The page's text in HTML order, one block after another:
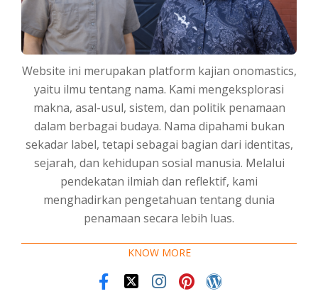
Website ini merupakan platform kajian onomastics,
yaitu ilmu tentang nama. Kami mengeksplorasi
makna, asal-usul, sistem, dan politik penamaan
dalam berbagai budaya. Nama dipahami bukan
sekadar label, tetapi sebagai bagian dari identitas,
sejarah, dan kehidupan sosial manusia. Melalui
pendekatan ilmiah dan reflektif, kami
menghadirkan pengetahuan tentang dunia
penamaan secara lebih luas.
KNOW MORE